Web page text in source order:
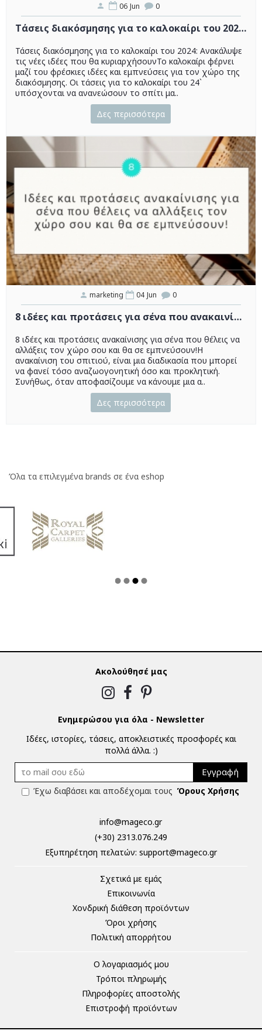
06 Jun 0
Τάσεις διακόσμησης για το καλοκαίρι του 2024: Ανακάλυψε τις νέες ιδέες που θα κυριαρχήσουν
Τάσεις διακόσμησης για το καλοκαίρι του 2024: Ανακάλυψε
τις νέες ιδέες που θα κυριαρχήσουνΤο καλοκαίρι φέρνει
μαζί του φρέσκιες ιδέες και εμπνεύσεις για τον χώρο της
διακόσμησης. Οι τάσεις για το καλοκαίρι του 24`
υπόσχονται να ανανεώσουν το σπίτι μα..
Δες περισσότερα
marketing 04 Jun 0
8 ιδέες και προτάσεις για σένα που ανακαινίζεις τον χώρο σου και θα σε εμπνεύσουν!
8 ιδέες και προτάσεις ανακαίνισης για σένα που θέλεις να
αλλάξεις τον χώρο σου και θα σε εμπνεύσουν!Η
ανακαίνιση του σπιτιού, είναι μια διαδικασία που μπορεί
να φανεί τόσο αναζωογονητική όσο και προκλητική.
Συνήθως, όταν αποφασίζουμε να κάνουμε μια α..
Δες περισσότερα
Όλα τα επιλεγμένα brands σε ένα eshop
Ακολούθησέ μας
Ενημερώσου για όλα - Newsletter
Ιδέες, ιστορίες, τάσεις, αποκλειστικές προσφορές και
πολλά άλλα. :)
Εγγραφή
Έχω διαβάσει και αποδέχομαι τους Όρους Χρήσης
info@mageco.gr
(+30) 2313.076.249
Eξυπηρέτηση πελατών: support@mageco.gr
Σχετικά με εμάς
Επικοινωνία
Χονδρική διάθεση προϊόντων
Όροι χρήσης
Πολιτική απορρήτου
Ο λογαριασμός μου
Τρόποι πληρωμής
Πληροφορίες αποστολής
Επιστροφή προϊόντων